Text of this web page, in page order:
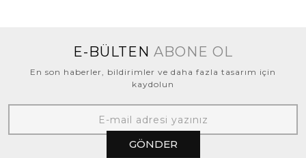
E-BÜLTEN ABONE OL
En son haberler, bildirimler ve daha fazla tasarım için
kaydolun
GÖNDER